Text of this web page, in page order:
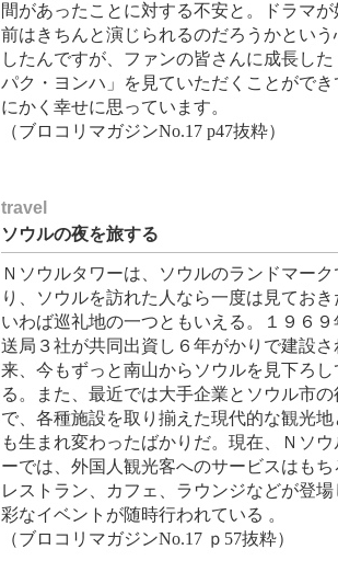
間があったことに対する不安と。ドラマが
前はきちんと演じられるのだろうかという
したんですが、ファンの皆さんに成長した
パク・ヨンハ」を見ていただくことができ
にかく幸せに思っています。
（ブロコリマガジンNo.17 p47抜粋）
travel
ソウルの夜を旅する
Ｎソウルタワーは、ソウルのランドマーク
り、ソウルを訪れた人なら一度は見ておき
いわば巡礼地の一つともいえる。１９６９
送局３社が共同出資し６年がかりで建設さ
来、今もずっと南山からソウルを見下ろし
る。また、最近では大手企業とソウル市の
で、各種施設を取り揃えた現代的な観光地
も生まれ変わったばかりだ。現在、Ｎソウ
ーでは、外国人観光客へのサービスはもち
レストラン、カフェ、ラウンジなどが登場
彩なイベントが随時行われている 。
（ブロコリマガジンNo.17 ｐ57抜粋）